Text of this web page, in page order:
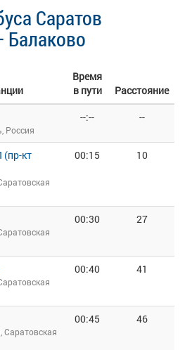
Саратов
Балаково
Время
в пути
Расстояние
Россия
--:-- --
(пр-кт
00:15 10
00:30 27
00:40 41
Саратовская
00:45 46